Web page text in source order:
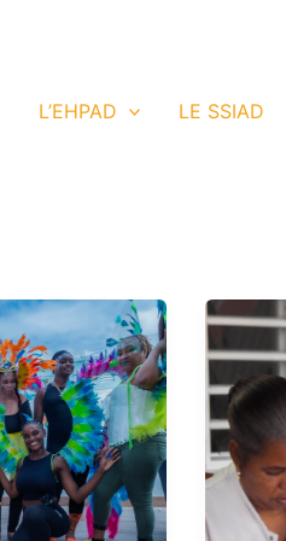
L’EHPAD LE SSIAD